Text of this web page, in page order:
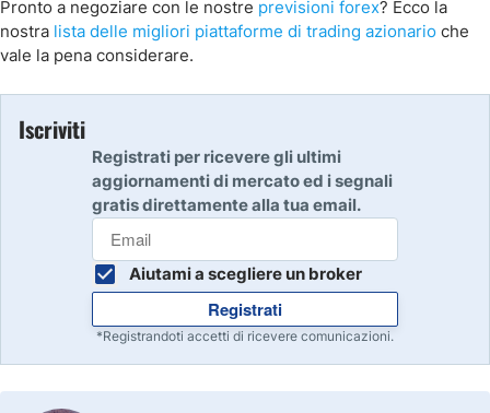
Pronto a negoziare con le nostre previsioni forex? Ecco la
nostra lista delle migliori piattaforme di trading azionario che
vale la pena considerare.
Iscriviti
Registrati per ricevere gli ultimi
aggiornamenti di mercato ed i segnali
gratis direttamente alla tua email.
Aiutami a scegliere un broker
Registrati
*Registrandoti accetti di ricevere comunicazioni.